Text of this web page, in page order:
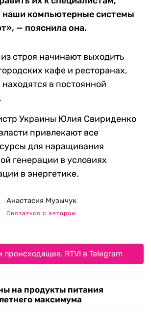
наши компьютерные системы
— пояснила она.
строя начинают выходить
кафе и ресторанах,
в постоянной
Украины Юлия Свириденко
привлекают все
для наращивания
генерации в условиях
в энергетике.
Анастасия Музычук
Связаться с автором
происходящее. RTVI в Telegram
на продукты питания
максимума